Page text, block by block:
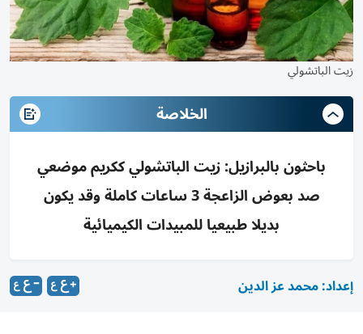
زيت الباتشولي
الخلاصة
باحثون بالبرازيل: زيت الباتشولي ككريم موضعي
صد بعوض الزاعجة 3 ساعات كاملة وقد يكون
بديلا طبيعيا للمبيدات الكيميائية
إعداد: محمد عز الدين